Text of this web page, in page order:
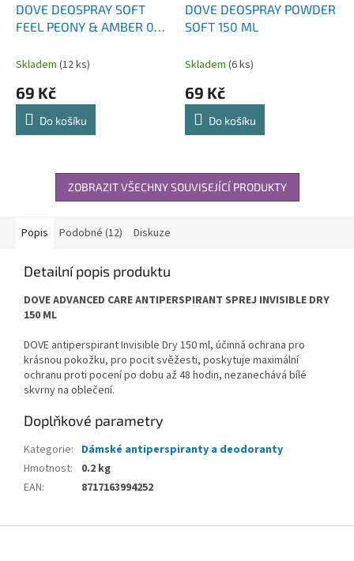
DOVE DEOSPRAY SOFT
FEEL PEONY & AMBER 0%
Skladem (12 ks)
69 Kč
Do košíku
DOVE DEOSPRAY POWDER
SOFT 150 ML
Skladem (6 ks)
69 Kč
Do košíku
ZOBRAZIT VŠECHNY SOUVISEJÍCÍ PRODUKTY
Popis Podobné (12) Diskuze
Detailní popis produktu
DOVE ADVANCED CARE ANTIPERSPIRANT SPREJ INVISIBLE DRY
150 ML
DOVE antiperspirant Invisible Dry 150 ml, účinná ochrana pro
krásnou pokožku, pro pocit svěžesti, poskytuje maximální
ochranu proti pocení po dobu až 48 hodin, nezanechává bílé
skvrny na oblečení.
Doplňkové parametry
Kategorie: Dámské antiperspiranty a deodoranty
Hmotnost:
0.2 kg
EAN: 8717163994252